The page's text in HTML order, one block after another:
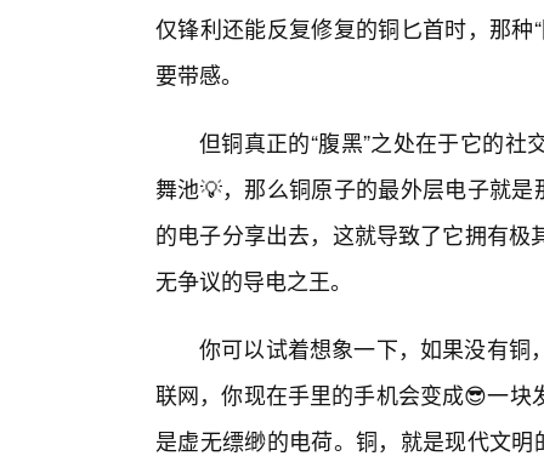
仅锋利还能反复修复的铜匕首时，那
要带感。
但铜真正的“腹黑”之处在于它的
舞池💡，那么铜原子的最外层电子就
的电子分享出去，这就导致了它拥有
无争议的导电之王。
你可以试着想象一下，如果没有铜
联网，你现在手里的手机会变成😎一
是虚无缥缈的电荷。铜，就是现代文